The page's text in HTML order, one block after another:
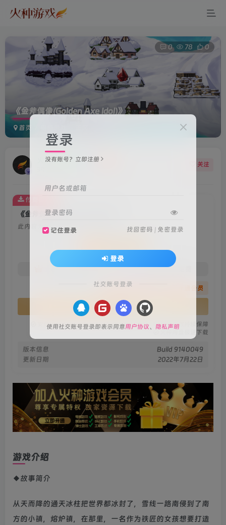
《金斧偶像(Golden Axe Idol)》
首页
0 78 0
火种游戏客服 关注
《金斧偶像(Golden Axe Idol)》
此内容为付费资源，请付费后查看
火种黄金会员 免费 火种黑钻会员
您暂无购买权限，请先开通会员
开通会员
安全绿色无毒保障 永久免费稳定更新
资源有效持续保障
火种网盘极速下载
版本信息
Build 9140049
更新日期
2022年7月22日
付费资源
游戏介绍
◆故事简介
从天而降的通天冰柱把世界都冰封了，雪线一路南侵到了南
方的小镇，熔炉镇，在那里，一名作为铁匠的女孩想要打造
登录
没有账号？立即注册
用户名或邮箱
登录密码
记住登录 找回密码 | 免密登录
登录
社交账号登录
使用社交账号登录即表示同意用户协议、 隐私声明